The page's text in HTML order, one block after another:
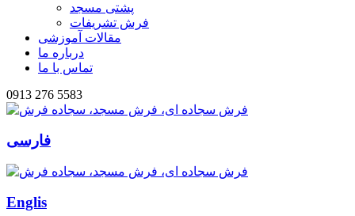
پشتی مسجد
فرش تشریفات
مقالات آموزشی
درباره ما
تماس با ما
0913 276 5583
فارسی
Englis